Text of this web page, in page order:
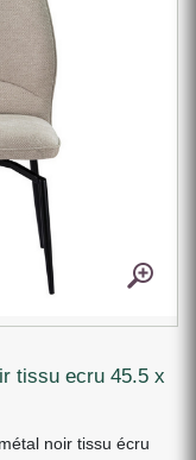
noir tissu écru